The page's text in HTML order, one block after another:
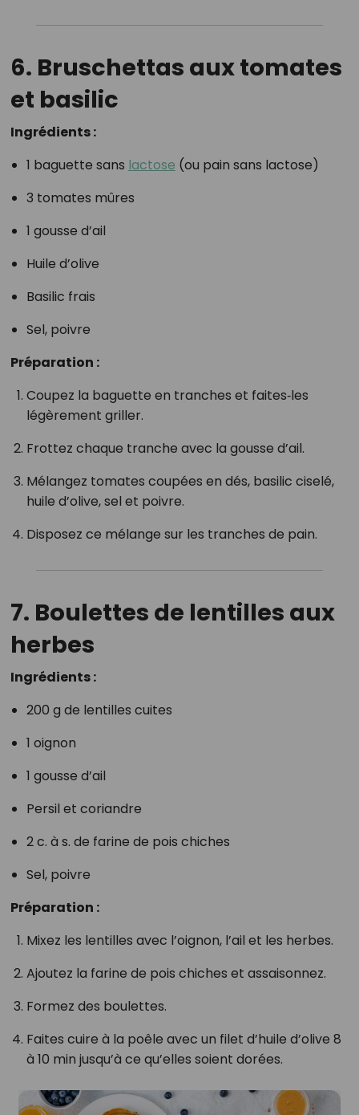
6. Bruschettas aux tomates
et basilic
Ingrédients :
1 baguette sans lactose (ou pain sans lactose)
3 tomates mûres
1 gousse d’ail
Huile d’olive
Basilic frais
Sel, poivre
Préparation :
Coupez la baguette en tranches et faites‑les
légèrement griller.
Frottez chaque tranche avec la gousse d’ail.
Mélangez tomates coupées en dés, basilic ciselé,
huile d’olive, sel et poivre.
Disposez ce mélange sur les tranches de pain.
7. Boulettes de lentilles aux
herbes
Ingrédients :
200 g de lentilles cuites
1 oignon
1 gousse d’ail
Persil et coriandre
2 c. à s. de farine de pois chiches
Sel, poivre
Préparation :
Mixez les lentilles avec l’oignon, l’ail et les herbes.
Ajoutez la farine de pois chiches et assaisonnez.
Formez des boulettes.
Faites cuire à la poêle avec un filet d’huile d’olive 8
à 10 min jusqu’à ce qu’elles soient dorées.